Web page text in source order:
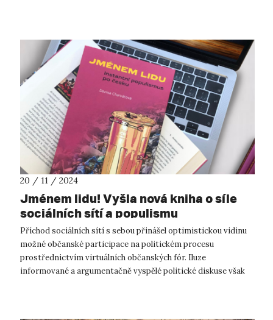
20 / 11 / 2024
Jménem lidu! Vyšla nová kniha o síle
sociálních sítí a populismu
Příchod sociálních sítí s sebou přinášel optimistickou vidinu
možné občanské participace na politickém procesu
prostřednictvím virtuálních občanských fór. Iluze
informované a argumentačně vyspělé politické diskuse však